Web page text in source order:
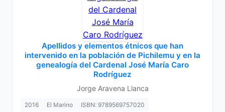
Apellidos y elementos étnicos que han
intervenido en la población de Pichilemu y en la
genealogía del Cardenal José María Caro
Rodríguez
Jorge Aravena Llanca
2016 El Marino ISBN: 9789569757020